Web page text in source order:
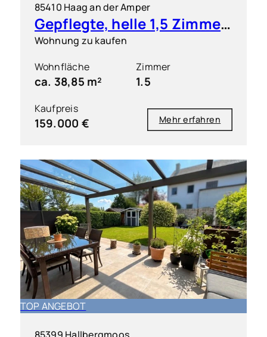
85410 Haag an der Amper
Gepflegte, helle 1,5 Zimmer-Wohnung mit S/O-Balkon
Wohnung zu kaufen
Wohnfläche
ca. 38,85 m²
Zimmer
1.5
Kaufpreis
159.000 € Mehr erfahren
TOP ANGEBOT